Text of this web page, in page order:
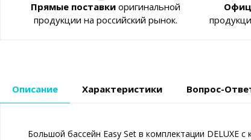
Прямые поставкиоригинальной
продукции на российский рынок.
Описание Характеристики Вопрос-
Большой бассейн Easy Set в комплектации DELUXE